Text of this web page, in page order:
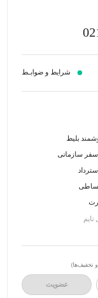
شرایط و ضوابـط
بلیط
سازمانی
تایم
و تخفیف‌ها)
عضویت